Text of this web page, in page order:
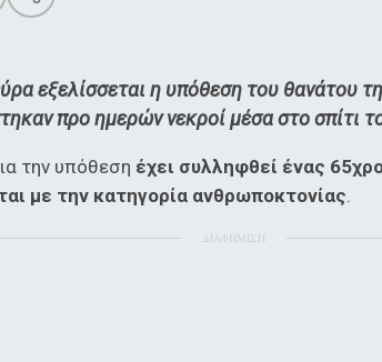
εξελίσσεται η υπόθεση του θανάτου
προ ημερών νεκροί μέσα στο σπίτι
την υπόθεση έχει συλληφθεί ένας
με την κατηγορία ανθρωποκτονίας.
ΔΙΑΦΗΜΙΣΗ